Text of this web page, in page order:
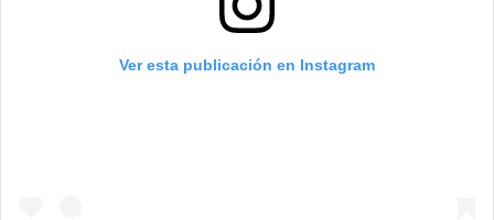
Ver esta publicación en Instagram